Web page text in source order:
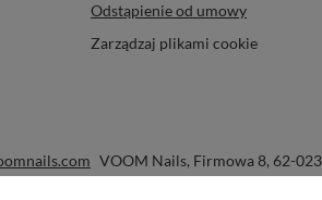
Odstąpienie od umowy
Zarządzaj plikami cookie
VOOM Nails, Firmowa 8, 62-023